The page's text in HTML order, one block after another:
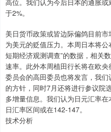
高位。我们认为今后日本的通胀
于2%。
美日货币政策或皆边际偏鸽目前
为美元的贬值压力。本周日本将
短期经济观测调查”的数据，相关
速率。此外本周植田行长将在欧
委员会的高田委员也将发言，我
的方针，同时7月还将进行参议院
多增量信息。我们认为日元汇率
日汇率区间或在142-147。
技术分析